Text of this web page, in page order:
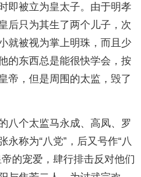
即被立为皇太子。由于明孝
后只为其生了两个儿子，次
就被视为掌上明珠，而且少
的东西总是能很快学会，按
帝，但是周围的太监，毁了
八个太监马永成、高凤、罗
称为“八党”，后又号作“八
的宠爱，肆行排击反对他们